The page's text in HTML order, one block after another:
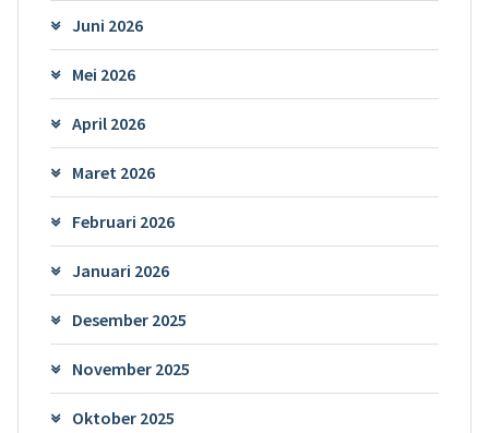
Juni 2026
Mei 2026
April 2026
Maret 2026
Februari 2026
Januari 2026
Desember 2025
November 2025
Oktober 2025